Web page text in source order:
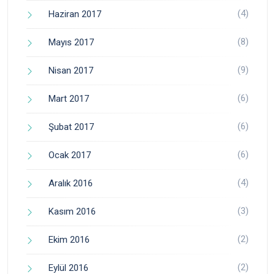
Haziran 2017 (4)
Mayıs 2017 (8)
Nisan 2017 (9)
Mart 2017 (6)
Şubat 2017 (6)
Ocak 2017 (6)
Aralık 2016 (4)
Kasım 2016 (3)
Ekim 2016 (2)
Eylül 2016 (2)